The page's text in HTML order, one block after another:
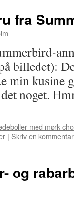
fra
billedet):
min kusine
noget.
med mørk
| Skriv en kommentar
og